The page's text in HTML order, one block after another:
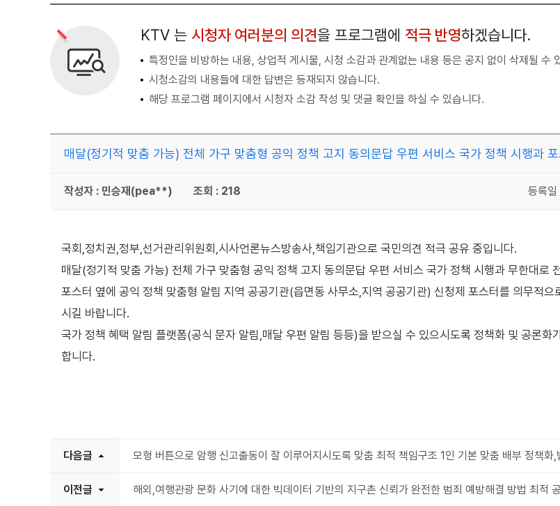
KTV 는 시청자 여러분의 의견을 프로그램에 적극 반영하겠습니다.
특정인을 비방하는 내용, 상업적 게시물, 시청 소감과 관계없는 내용 등은 공지 없이 삭제될 수
시청소감의 내용들에 대한 답변은 등재되지 않습니다.
해당 프로그램 페이지에서 시청자 소감 작성 및 댓글 확인을 하실 수 있습니다.
매달(정기적 맞춤 가능) 전체 가구 맞춤형 공익 정책 고지 동의문답 우편 서비스 국가 정책 시행과 포
작성자 : 민승재(pea**) 조회 : 218 등록일
국회,정치권,정부,선거관리위원회,시사언론뉴스방송사,책임기관으로 국민의견 적극 공유 중입니다.
매달(정기적 맞춤 가능) 전체 가구 맞춤형 공익 정책 고지 동의문답 우편 서비스 국가 정책 시행과 무한대로
포스터 옆에 공익 정책 맞춤형 알림 지역 공공기관(읍면동 사무소,지역 공공기관) 신청제 포스터를 의무적으
시길 바랍니다.
국가 정책 혜택 알림 플랫폼(공식 문자 알림,매달 우편 알림 등등)을 받으실 수 있으시도록 정책화 및 공론화
합니다.
다음글 모형 버튼으로 암행 신고출동이 잘 이루어지시도록 맞춤 최적 책임구조 1인 기본 맞춤 배부 정책화,
이전글 해외,여행관광 문화 사기에 대한 빅데이터 기반의 지구촌 신뢰가 완전한 범죄 예방해결 방법 최적